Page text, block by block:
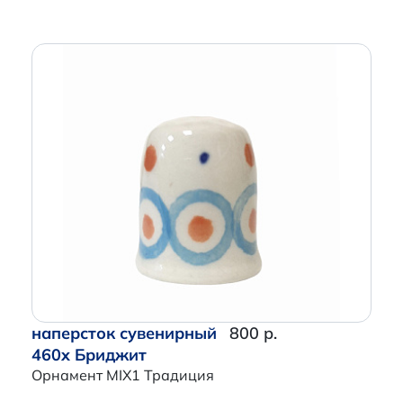
наперсток сувенирный
460x Бриджит
Орнамент MIX1 Традиция
800 р.